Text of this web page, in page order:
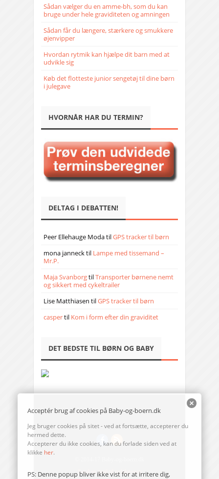
Sådan vælger du en amme-bh, som du kan
bruge under hele graviditeten og amningen
Sådan får du længere, stærkere og smukkere
øjenvipper
Hvordan rytmik kan hjælpe dit barn med at
udvikle sig
Køb det flotteste junior sengetøj til dine børn
i julegave
HVORNÅR HAR DU TERMIN?
DELTAG I DEBATTEN!
Peer Ellehauge ModatilGPS tracker til børn
mona jannecktil Lampe med tissemand –
Mr.P.
Maja SvanborgtilTransporter børnene nemt
og sikkert med cykeltrailer
Lise Matthiasen tilGPS tracker til børn
caspertil Kom i form efter din graviditet
DET BEDSTE TIL BØRN OG BABY
Send en mail til redaktionen
Acceptér brug af cookies på Baby-og-boern.dk
Jeg bruger cookies på sitet - ved at fortsætte, accepterer du
hermed dette.
Accepterer du ikke cookies, kan du forlade siden ved at
klikke her.
PS: Denne popup bliver ikke vist for at irritere dig,